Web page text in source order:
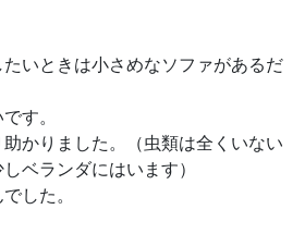
いときは小さめなソファがあるだ
す。
助かりました。（虫類は全くいない
ベランダにはいます）
した。